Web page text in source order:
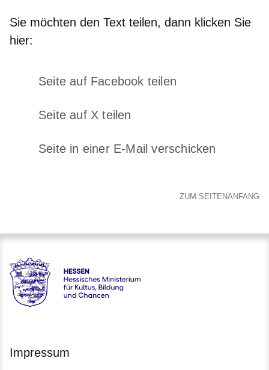
Sie möchten den Text teilen, dann klicken Sie
hier:
Seite auf Facebook teilen
Öffnet sich in einem neuen
Seite auf X teilen
Öffnet sich in einem neuen Fenster
Seite in einer E-Mail verschicken
Öffnet sich in einem neuen
ZUM SEITENANFANG
Hessen - Digitale Schule Hessen
Impressum